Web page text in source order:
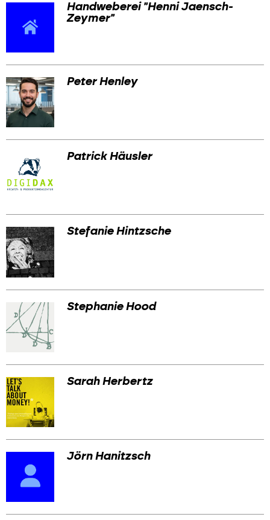
Handweberei "Henni Jaensch-
Zeymer"
Peter Henley
Patrick Häusler
Stefanie Hintzsche
Stephanie Hood
Sarah Herbertz
Jörn Hanitzsch